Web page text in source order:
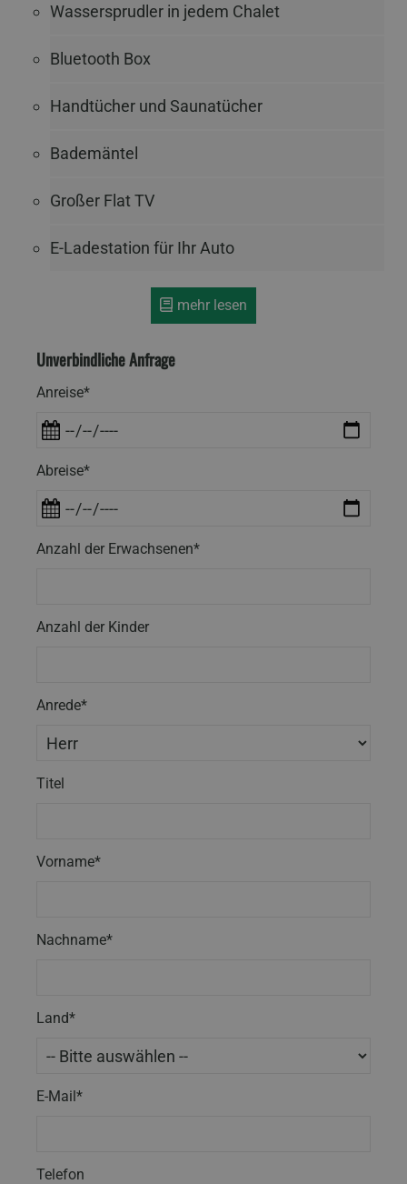
Wassersprudler in jedem Chalet
Bluetooth Box
Handtücher und Saunatücher
Bademäntel
Großer Flat TV
E-Ladestation für Ihr Auto
mehr lesen
Unverbindliche Anfrage
Anreise*
Abreise*
Anzahl der Erwachsenen*
Anzahl der Kinder
Anrede*
Titel
Vorname*
Nachname*
Land*
E-Mail*
Telefon